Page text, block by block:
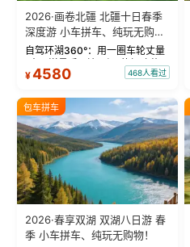
2026·画卷北疆 北疆十日春季
深度游 小车拼车、纯玩无购
物！
自驾环湖360°：用一圈车轮丈量
“大西洋最后一滴眼泪”的极致蔚
蓝。 赛湖旅拍：甄选多款风格服
绝美瞬间。 赛湖坦克300跟车视
频：专业摄影师...
¥4580 468人看过
包车拼车
2026·春享双湖 双湖八日游 春
季 小车拼车、纯玩无购物！